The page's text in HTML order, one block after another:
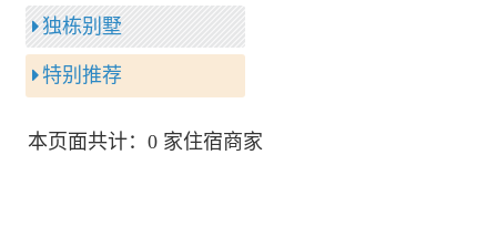
独栋别墅
特别推荐
本页面共计：0 家住宿商家